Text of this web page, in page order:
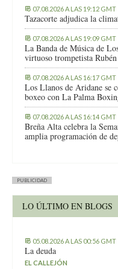
07.08.2026 A LAS 19:12 GMT
Tazacorte adjudica la
07.08.2026 A LAS 19:09 GMT
La Banda de Música de
virtuoso trompetista
07.08.2026 A LAS 16:17 GMT
Los Llanos de Aridane se
boxeo con La Palma
07.08.2026 A LAS 16:14 GMT
Breña Alta celebra la
amplia programación de
PUBLICIDAD
LO ÚLTIMO EN BLOGS
05.08.2026 A LAS 00:56 GMT
La deuda
EL CALLEJÓN